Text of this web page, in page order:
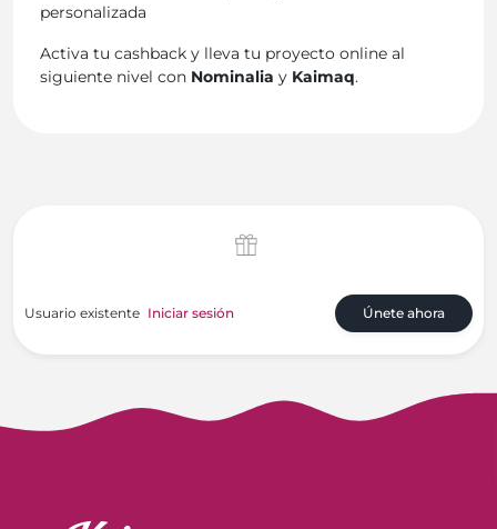
personalizada
Activa tu cashback y lleva tu proyecto online al
siguiente nivel con Nominalia y Kaimaq.
Únete ahora
Usuario existente Iniciar sesión